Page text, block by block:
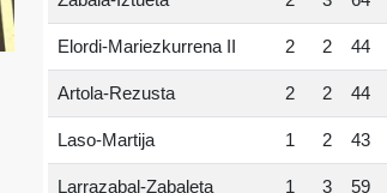
Elordi-Mariezkurrena II 2 2 44
Artola-Rezusta 2 2 44
Laso-Martija 1 2 43
Larrazabal-Zabaleta 1 3 59